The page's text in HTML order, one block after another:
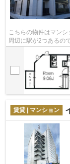
こちらの物件はマン
周辺に駅が2つあるの
駅近でアクセスも良好
賃貸 | マンション